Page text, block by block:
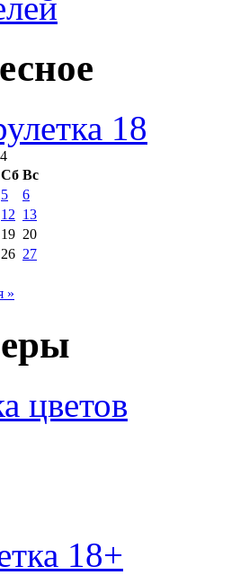
18
Сб Вс
»
5
6
12 13
19 20
26 27
цветов
18+